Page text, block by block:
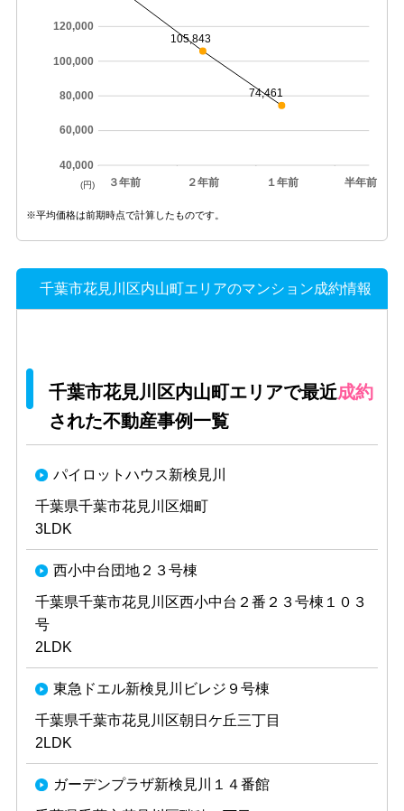
３年前 ２年前 １年前 半年前
40,000
60,000
80,000
100,000
120,000
105,843
74,461
(円)
※平均価格は前期時点で計算したものです。
千葉市花見川区内山町エリアのマンション成約情報
千葉市花見川区内山町エリアで最近成約
された不動産事例一覧
パイロットハウス新検見川
千葉県千葉市花見川区畑町
3LDK
西小中台団地２３号棟
千葉県千葉市花見川区西小中台２番２３号棟１０３
号
2LDK
東急ドエル新検見川ビレジ９号棟
千葉県千葉市花見川区朝日ケ丘三丁目
2LDK
ガーデンプラザ新検見川１４番館